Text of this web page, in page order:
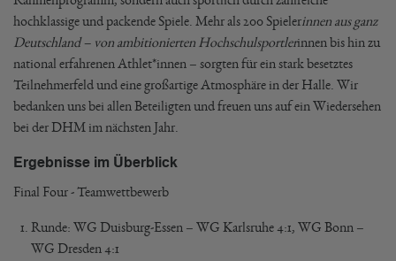
hochklassige und packende Spiele. Mehr als 200 Spielerinnen aus ganz
Deutschland – von ambitionierten Hochschulsportlerinnen bis hin zu
national erfahrenen Athlet*innen – sorgten für ein stark besetztes
Teilnehmerfeld und eine großartige Atmosphäre in der Halle. Wir
bedanken uns bei allen Beteiligten und freuen uns auf ein Wiedersehen
bei der DHM im nächsten Jahr.
Ergebnisse im Überblick
Final Four - Teamwettbewerb
Runde: WG Duisburg-Essen – WG Karlsruhe 4:1, WG Bonn –
WG Dresden 4:1